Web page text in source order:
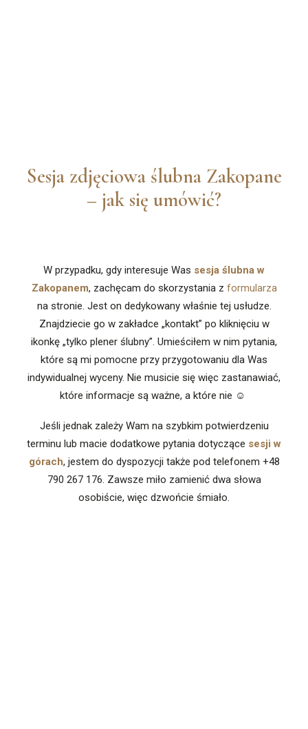
Sesja zdjęciowa ślubna Zakopane
– jak się umówić?
W przypadku, gdy interesuje Was sesja ślubna w
Zakopanem, zachęcam do skorzystania z formularza
na stronie. Jest on dedykowany właśnie tej usłudze.
Znajdziecie go w zakładce „kontakt” po kliknięciu w
ikonkę „tylko plener ślubny”. Umieściłem w nim pytania,
które są mi pomocne przy przygotowaniu dla Was
indywidualnej wyceny. Nie musicie się więc zastanawiać,
które informacje są ważne, a które nie ☺
Jeśli jednak zależy Wam na szybkim potwierdzeniu
terminu lub macie dodatkowe pytania dotyczące sesji w
górach, jestem do dyspozycji także pod telefonem +48
790 267 176. Zawsze miło zamienić dwa słowa
osobiście, więc dzwońcie śmiało.